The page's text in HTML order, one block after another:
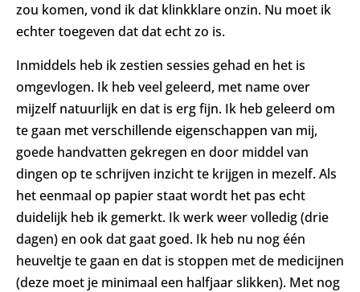
zou komen, vond ik dat klinkklare onzin. Nu moet ik
echter toegeven dat dat echt zo is.
Inmiddels heb ik zestien sessies gehad en het is
omgevlogen. Ik heb veel geleerd, met name over
mijzelf natuurlijk en dat is erg fijn. Ik heb geleerd om
te gaan met verschillende eigenschappen van mij,
goede handvatten gekregen en door middel van
dingen op te schrijven inzicht te krijgen in mezelf. Als
het eenmaal op papier staat wordt het pas echt
duidelijk heb ik gemerkt. Ik werk weer volledig (drie
dagen) en ook dat gaat goed. Ik heb nu nog één
heuveltje te gaan en dat is stoppen met de medicijnen
(deze moet je minimaal een halfjaar slikken). Met nog